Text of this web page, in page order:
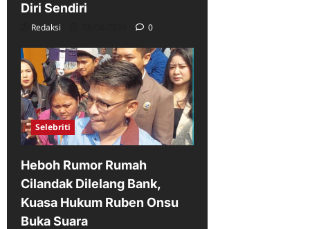
Diri Sendiri
Redaksi 0
Selebriti
Heboh Rumor Rumah
Cilandak Dilelang Bank,
Kuasa Hukum Ruben Onsu
Buka Suara